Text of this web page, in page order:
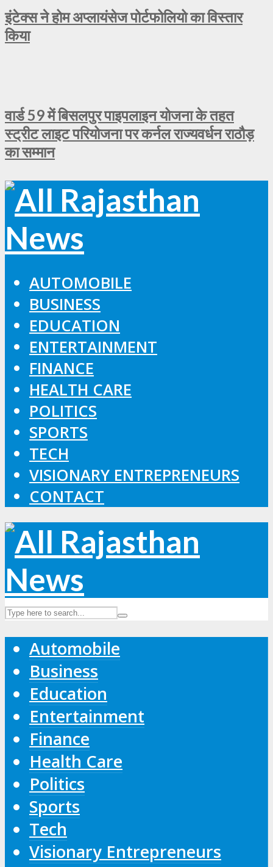
इंटेक्स ने होम अप्लायंसेज पोर्टफोलियो का विस्तार
किया
वार्ड 59 में बिसलपुर पाइपलाइन योजना के तहत
स्ट्रीट लाइट परियोजना पर कर्नल राज्यवर्धन राठौड़
का सम्मान
AUTOMOBILE
BUSINESS
EDUCATION
ENTERTAINMENT
FINANCE
HEALTH CARE
POLITICS
SPORTS
TECH
VISIONARY ENTREPRENEURS
CONTACT
Automobile
Business
Education
Entertainment
Finance
Health Care
Politics
Sports
Tech
Visionary Entrepreneurs